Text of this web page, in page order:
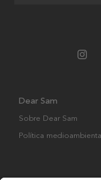
Dear Sam
Sobre Dear Sam
Política